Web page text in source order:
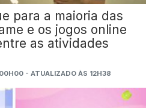
para a maioria das
e os jogos online
as atividades
- ATUALIZADO ÀS 12H38